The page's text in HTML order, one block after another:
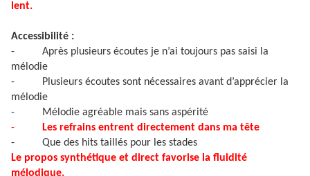
lent.
Accessibilité :
-
Après plusieurs écoutes je n’ai toujours pas saisi la
mélodie
-
Plusieurs écoutes sont nécessaires avant d’apprécier la
mélodie
-
Mélodie agréable mais sans aspérité
-
Les refrains entrent directement dans ma tête
-
Que des hits taillés pour les stades
Le propos synthétique et direct favorise la fluidité
mélodique.